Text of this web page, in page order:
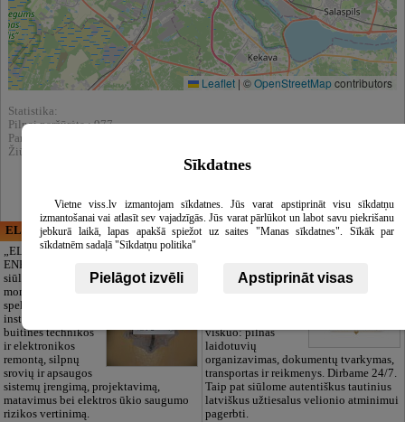
Leaflet | ©OpenStreetMapcontributors
Statistika:
Pilnai peržūrėta : 977
Parodytas paieškos rezultatuose : 2866
Žiūrėti kataloge :
ELECTRIC ENERGY
„ELECTRIC
ENERGY Kandava“
siūlo pilną elektros
montavimo darbų
spektrą,
instaliacijos,
buitinės technikos
ir elektronikos
remontą, silpnų
srovių ir apsaugos
sistemų įrengimą, projektavimą,
matavimus bei elektros ūkio saugumo
rizikos vertinimą.
CĒSU APBEDĪŠANAS
atsisveikinimas be
viskuo: pilnas
laidotuvių
organizavimas, dokumentų tvarkymas,
transportas ir reikmenys. Dirbame 24/7.
Taip pat siūlome autentiškus tautinius
latviškus užtiesalus velionio atminimui
pagerbti.
Sīkdatnes
Vietne viss.lv izmantojam sīkdatnes. Jūs varat apstiprināt visu sīkdatņu
izmantošanai vai atlasīt sev vajadzīgās. Jūs varat pārlūkot un labot savu piekrišanu
jebkurā laikā, lapas apakšā spiežot uz saites "Manas sīkdatnes". Sīkāk par
sīkdatnēm sadaļā "Sīkdatņu politika"
Pielāgot izvēli Apstiprināt visas